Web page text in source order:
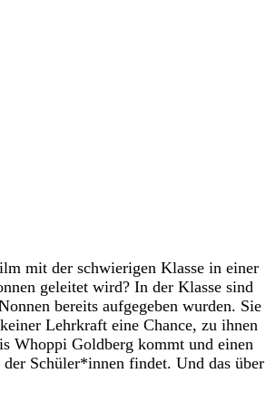
mit der schwierigen Klasse in einer
geleitet wird? In der Klasse sind
bereits aufgegeben wurden. Sie
Lehrkraft eine Chance, zu ihnen
Whoppi Goldberg kommt und einen
Schüler*innen findet. Und das über